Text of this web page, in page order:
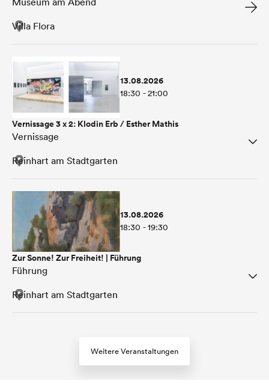
Villa Flora
13.08.2026
18:30 - 21:00
Vernissage 3 x 2: Klodin Erb / Esther Mathis
Vernissage
Reinhart am Stadtgarten
13.08.2026
18:30 - 19:30
Zur Sonne! Zur Freiheit! | Führung
Führung
Reinhart am Stadtgarten
Weitere Veranstaltungen